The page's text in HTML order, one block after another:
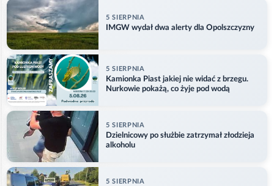
5 SIERPNIA
IMGW wydał dwa alerty dla Opolszczyzny
5 SIERPNIA
Kamionka Piast jakiej nie widać z brzegu.
Nurkowie pokażą, co żyje pod wodą
5 SIERPNIA
Dzielnicowy po służbie zatrzymał złodzieja
alkoholu
5 SIERPNIA